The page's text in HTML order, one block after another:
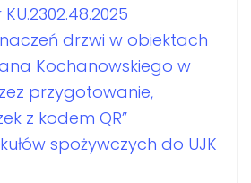
drzwi w obiektach
Kochanowskiego w
przygotowanie,
z kodem QR”
spożywczych do UJK